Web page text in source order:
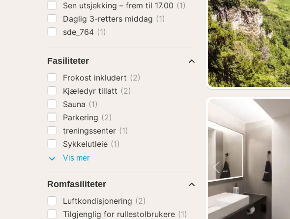
Forrige bilde
Forrige bilde
Sen utsjekking – frem til 17.00 (1)
Daglig 3-retters middag (1)
sde_764 (1)
Fasiliteter
Frokost inkludert (2)
Kjæledyr tillatt (2)
Sauna (1)
Parkering (2)
treningssenter (1)
Sykkelutleie (1)
Vis merFasiliteter
Romfasiliteter
Luftkondisjonering (2)
Tilgjenglig for rullestolbrukere (1)